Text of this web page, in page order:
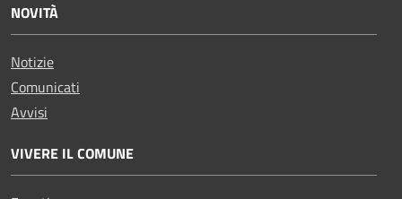
NOVITÀ
Notizie
Comunicati
Avvisi
VIVERE IL COMUNE